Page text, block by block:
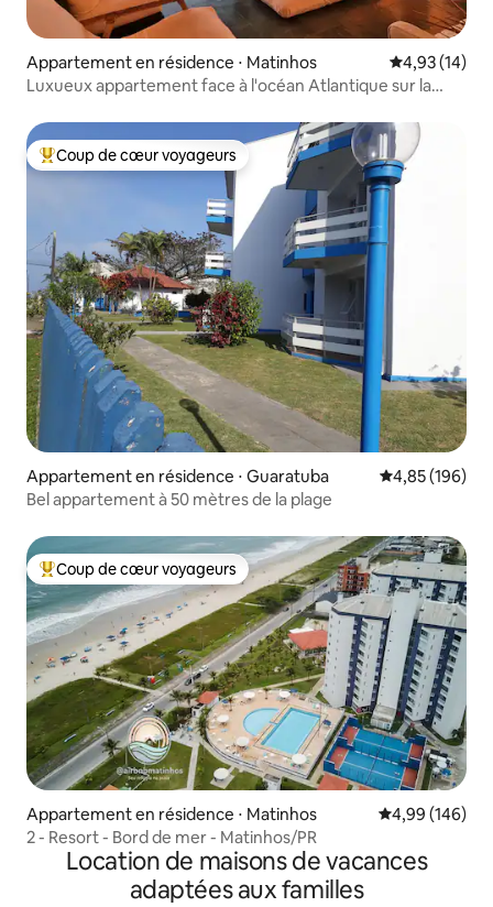
Appartement en résidence ⋅ Matinhos Évaluation
4,93 (14)
Luxueux appartement face à l'océan Atlantique sur la
Coups de cœur voyageurs les plus appréciés
Coup de cœur voyageurs
Appartement en résidence ⋅ Guaratuba Évaluation
4,85 (196)
Bel appartement à 50 mètres de la plage
Coups de cœur voyageurs les plus appréciés
Coup de cœur voyageurs
Appartement en résidence ⋅ Matinhos Évaluation
4,99 (146)
2 - Resort - Bord de mer - Matinhos/PR
Location de maisons de vacances
adaptées aux familles